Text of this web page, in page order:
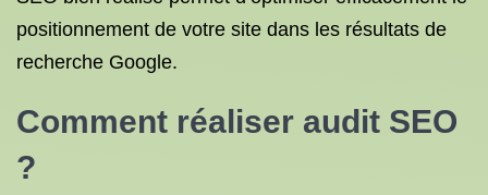
positionnement de votre site dans les résultats de
recherche Google.
Comment réaliser audit SEO
?